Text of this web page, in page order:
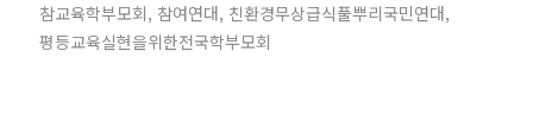
참교육학부모회, 참여연대, 친환경무상급식풀뿌리국민연대,
평등교육실현을위한전국학부모회